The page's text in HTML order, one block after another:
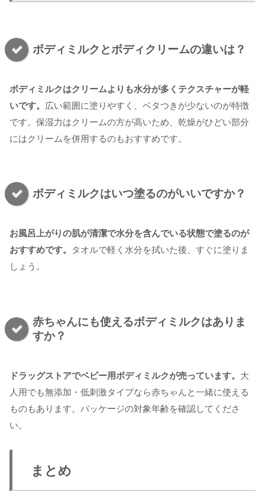
ボディミルクとボディクリームの違いは？
ボディミルクはクリームよりも水分が多くテクスチャーが軽
いです。 広い範囲に塗りやすく、ベタつきが少ないのが特徴
です。保湿力はクリームの方が高いため、乾燥がひどい部分
にはクリームを併用するのもおすすめです。
ボディミルクはいつ塗るのがいいですか？
お風呂上がりの肌が清潔で水分を含んでいる状態で塗るのが
おすすめです。
タオルで軽く水分を拭いた後、すぐに塗りま
しょう。
赤ちゃんにも使えるボディミルクはありま
すか？
ドラッグストアでベビー用ボディミルクが売っています。 大
人用でも無添加・低刺激タイプなら赤ちゃんと一緒に使える
ものもあります。パッケージの対象年齢を確認してくださ
い。
まとめ